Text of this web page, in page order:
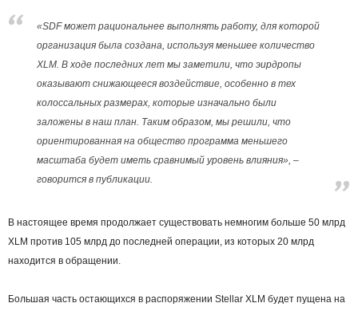
«SDF может рациональнее выполнять работу, для которой
организация была создана, используя меньшее количество
XLM. В ходе последних лет мы заметили, что эирдропы
оказывают снижающееся воздействие, особенно в тех
колоссальных размерах, которые изначально были
заложены в наш план. Таким образом, мы решили, что
ориентированная на общество программа меньшего
масштаба будет иметь сравнимый уровень влияния», –
говорится в публикации.
В настоящее время продолжает существовать немногим больше 50 млрд
XLM против 105 млрд до последней операции, из которых 20 млрд
находится в обращении.
Большая часть остающихся в распоряжении Stellar XLM будет пущена на